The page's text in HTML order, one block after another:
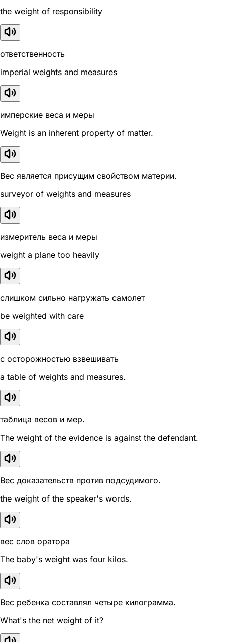
the weight of responsibility
ответственность
imperial weights and measures
имперские веса и меры
Weight is an inherent property of matter.
Вес является присущим свойством материи.
surveyor of weights and measures
измеритель веса и меры
weight a plane too heavily
слишком сильно нагружать самолет
be weighted with care
с осторожностью взвешивать
a table of weights and measures.
таблица весов и мер.
The weight of the evidence is against the defendant.
Вес доказательств против подсудимого.
the weight of the speaker's words.
вес слов оратора
The baby's weight was four kilos.
Вес ребенка составлял четыре килограмма.
What's the net weight of it?